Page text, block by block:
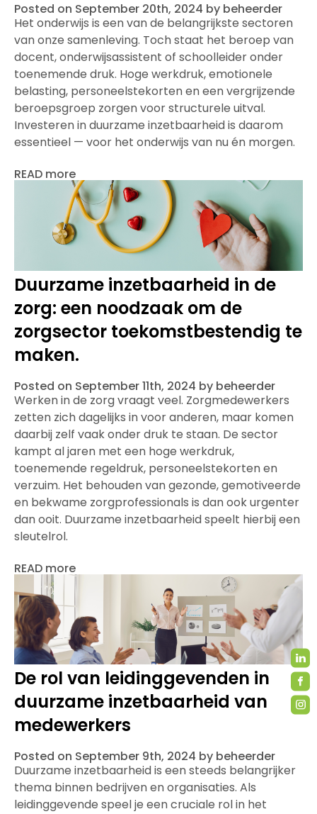
Posted on September 20th, 2024 by beheerder
Het onderwijs is een van de belangrijkste sectoren
van onze samenleving. Toch staat het beroep van
docent, onderwijsassistent of schoolleider onder
toenemende druk. Hoge werkdruk, emotionele
belasting, personeelstekorten en een vergrijzende
beroepsgroep zorgen voor structurele uitval.
Investeren in duurzame inzetbaarheid is daarom
essentieel — voor het onderwijs van nu én morgen.
READ more
Duurzame inzetbaarheid in de
zorg: een noodzaak om de
zorgsector toekomstbestendig te
maken.
Posted on September 11th, 2024 by beheerder
Werken in de zorg vraagt veel. Zorgmedewerkers
zetten zich dagelijks in voor anderen, maar komen
daarbij zelf vaak onder druk te staan. De sector
kampt al jaren met een hoge werkdruk,
toenemende regeldruk, personeelstekorten en
verzuim. Het behouden van gezonde, gemotiveerde
en bekwame zorgprofessionals is dan ook urgenter
dan ooit. Duurzame inzetbaarheid speelt hierbij een
sleutelrol.
READ more
De rol van leidinggevenden in
duurzame inzetbaarheid van
medewerkers
Posted on September 9th, 2024 by beheerder
Duurzame inzetbaarheid is een steeds belangrijker
thema binnen bedrijven en organisaties. Als
leidinggevende speel je een cruciale rol in het